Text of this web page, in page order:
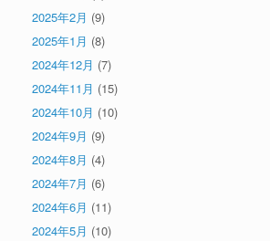
2025年2月 (9)
2025年1月 (8)
2024年12月 (7)
2024年11月 (15)
2024年10月 (10)
2024年9月 (9)
2024年8月 (4)
2024年7月 (6)
2024年6月 (11)
2024年5月 (10)